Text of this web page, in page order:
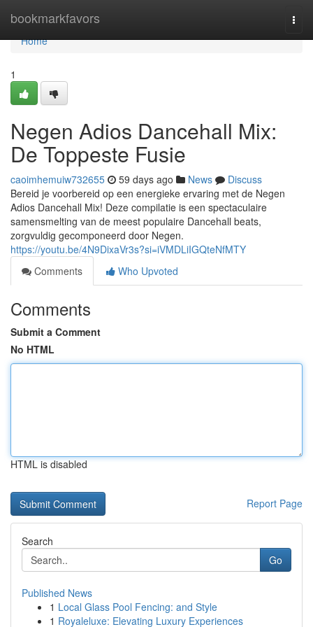
bookmarkfavors
Home
Home
1
Negen Adios Dancehall Mix:
De Toppeste Fusie
caoimhemuiw732655 59 days ago News
Discuss
Bereid je voorbereid op een energieke ervaring met de Negen
Adios Dancehall Mix! Deze compilatie is een spectaculaire
samensmelting van de meest populaire Dancehall beats,
zorgvuldig gecomponeerd door Negen.
https://youtu.be/4N9DixaVr3s?si=iVMDLiIGQteNfMTY
Comments
Who Upvoted
Comments
Submit a Comment
No HTML
HTML is disabled
Report Page
Search
Go
Published News
1 Local Glass Pool Fencing: and Style
1 Royaleluxe: Elevating Luxury Experiences